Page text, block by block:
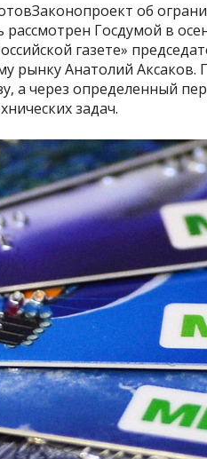
об
Госдумой в
газете»
рынку Анатолий Аксаков.
а через определенный
задач.